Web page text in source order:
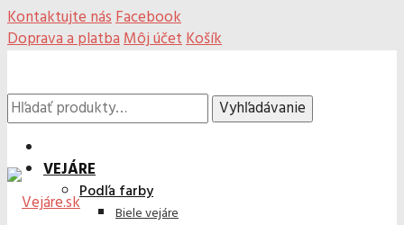
Kontaktujte násFacebook
Doprava a platbaMôj účetKošík
Hľadať: Vyhľadávanie
VEJÁRE
Podľa farby
Biele vejáre